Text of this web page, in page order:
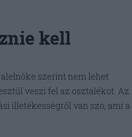
kell
szerint nem lehet
veszi fel az osztalékot. Az
illetékességről van szó, ami a